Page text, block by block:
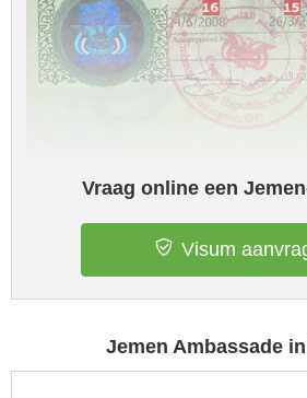
Vraag online een
Visum
Jemen Ambassade